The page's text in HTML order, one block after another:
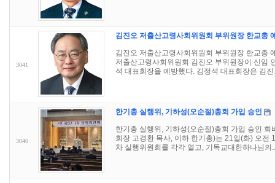
3041
김진오 저출산고령사회위원회 부위원장 한교총
김진오 저출산고령사회위원회 부위원장 한교총
저출산고령사회위원회 김진오 부위원장이 신임
석 대표회장을 예방했다. 김정석 대표회장은 김진
3040
한기총 실행위, 기하성(오순절)총회 가입 승인
한기총 실행위, 기하성(오순절)총회 가입 승인
회장 고경환 목사, 이하 한기총)는 21일(화) 오
차 실행위원회를 각각 열고, 기독교대한하나님의